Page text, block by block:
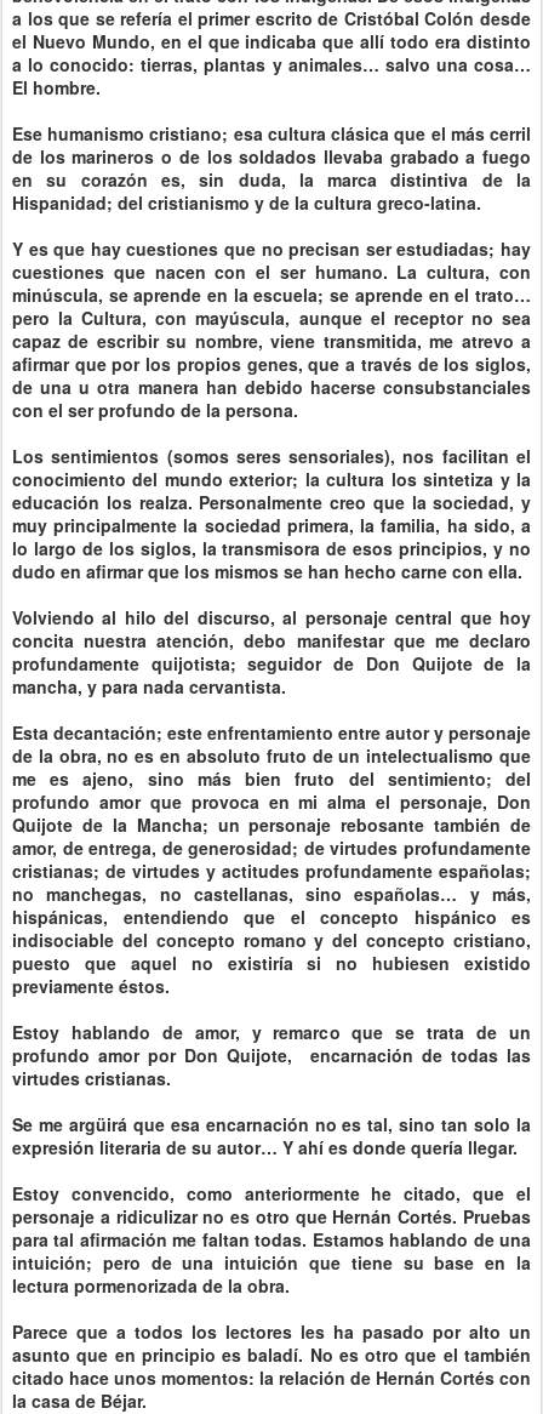
a los que se refería el primer escrito de Cristóbal Colón desde
el Nuevo Mundo, en el que indicaba que allí todo era distinto
a lo conocido: tierras, plantas y animales… salvo una cosa…
El hombre.
Ese humanismo cristiano; esa cultura clásica que el más cerril
de los marineros o de los soldados llevaba grabado a fuego
en su corazón es, sin duda, la marca distintiva de la
Hispanidad; del cristianismo y de la cultura greco-latina.
Y es que hay cuestiones que no precisan ser estudiadas; hay
cuestiones que nacen con el ser humano. La cultura, con
minúscula, se aprende en la escuela; se aprende en el trato…
pero la Cultura, con mayúscula, aunque el receptor no sea
capaz de escribir su nombre, viene transmitida, me atrevo a
afirmar que por los propios genes, que a través de los siglos,
de una u otra manera han debido hacerse consubstanciales
con el ser profundo de la persona.
Los sentimientos (somos seres sensoriales), nos facilitan el
conocimiento del mundo exterior; la cultura los sintetiza y la
educación los realza. Personalmente creo que la sociedad, y
muy principalmente la sociedad primera, la familia, ha sido, a
lo largo de los siglos, la transmisora de esos principios, y no
dudo en afirmar que los mismos se han hecho carne con ella.
Volviendo al hilo del discurso, al personaje central que hoy
concita nuestra atención, debo manifestar que me declaro
profundamente quijotista; seguidor de Don Quijote de la
mancha, y para nada cervantista.
Esta decantación; este enfrentamiento entre autor y personaje
de la obra, no es en absoluto fruto de un intelectualismo que
me es ajeno, sino más bien fruto del sentimiento; del
profundo amor que provoca en mi alma el personaje, Don
Quijote de la Mancha; un personaje rebosante también de
amor, de entrega, de generosidad; de virtudes profundamente
cristianas; de virtudes y actitudes profundamente españolas;
no manchegas, no castellanas, sino españolas… y más,
hispánicas, entendiendo que el concepto hispánico es
indisociable del concepto romano y del concepto cristiano,
puesto que aquel no existiría si no hubiesen existido
previamente éstos.
Estoy hablando de amor, y remarco que se trata de un
profundo amor por Don Quijote, encarnación de todas las
virtudes cristianas.
Se me argüirá que esa encarnación no es tal, sino tan solo la
expresión literaria de su autor… Y ahí es donde quería llegar.
Estoy convencido, como anteriormente he citado, que el
personaje a ridiculizar no es otro que Hernán Cortés. Pruebas
para tal afirmación me faltan todas. Estamos hablando de una
intuición; pero de una intuición que tiene su base en la
lectura pormenorizada de la obra.
Parece que a todos los lectores les ha pasado por alto un
asunto que en principio es baladí. No es otro que el también
citado hace unos momentos: la relación de Hernán Cortés con
la casa de Béjar.